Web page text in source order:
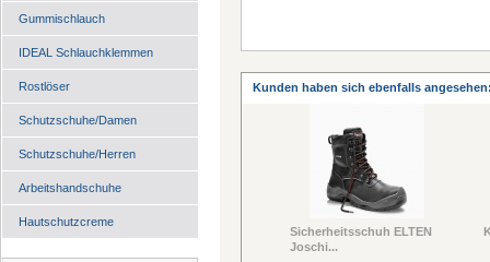
Gummischlauch
IDEAL Schlauchklemmen
Rostlöser
Schutzschuhe/Damen
Schutzschuhe/Herren
Arbeitshandschuhe
Hautschutzcreme
Kunden haben sich ebenfalls
Sicherheitsschuh ELTEN
Joschi...